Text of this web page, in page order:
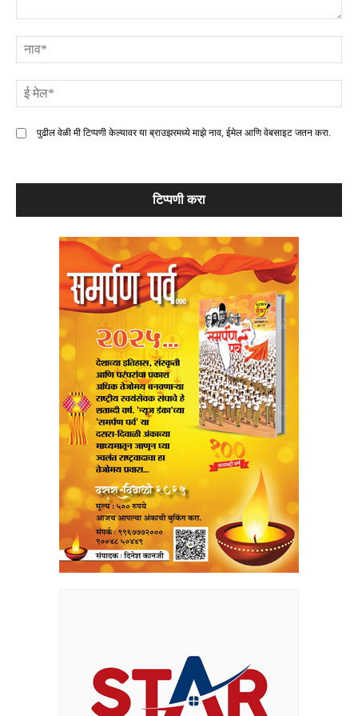
पुढील वेळी मी टिप्पणी केल्यावर या ब्राउझरमध्ये माझे नाव, ईमेल आणि वेबसाइट जतन करा.